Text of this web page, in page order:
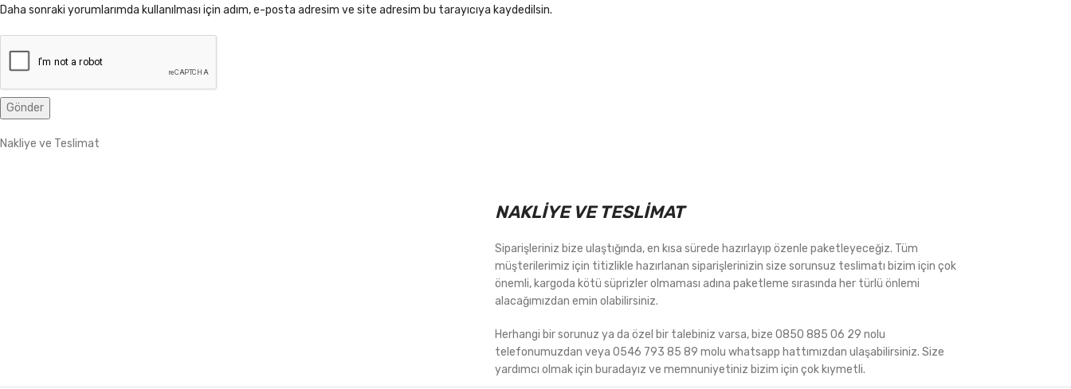
Daha sonraki yorumlarımda kullanılması için adım, e-posta adresim ve site adresim bu tarayıcıya kaydedilsin.
Nakliye ve Teslimat
NAKLİYE VE TESLİMAT
Siparişleriniz bize ulaştığında, en kısa sürede hazırlayıp özenle paketleyeceğiz. Tüm
müşterilerimiz için titizlikle hazırlanan siparişlerinizin size sorunsuz teslimatı bizim için çok
önemli, kargoda kötü süprizler olmaması adına paketleme sırasında her türlü önlemi
alacağımızdan emin olabilirsiniz.
Herhangi bir sorunuz ya da özel bir talebiniz varsa, bize 0850 885 06 29 nolu
telefonumuzdan veya 0546 793 85 89 molu whatsapp hattımızdan ulaşabilirsiniz. Size
yardımcı olmak için buradayız ve memnuniyetiniz bizim için çok kıymetli.